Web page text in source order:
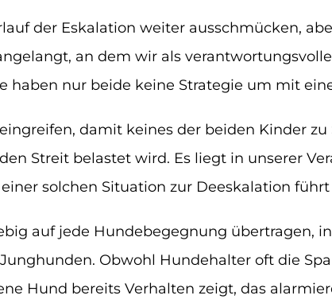
der Eskalation weiter ausschmücken,
an dem wir als
haben nur beide keine Strategie um mit
damit keines der beiden Kinder
Streit belastet wird. Es liegt in unserer
solchen Situation zur Deeskalation
auf jede Hundebegegnung übertragen,
Obwohl Hundehalter oft die
Hund bereits Verhalten zeigt, das